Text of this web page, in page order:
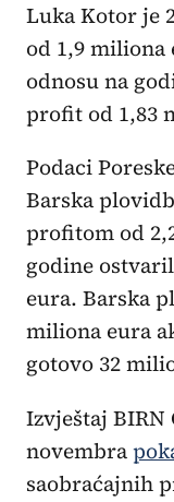
Luka Kotor je
od 1,9
odnosu na
profit od 1,83
Podaci
Barska
profitom od
godine
eura. Barska
miliona eura
gotovo 32
Izvještaj BIRN
novembra
saobraćajnih